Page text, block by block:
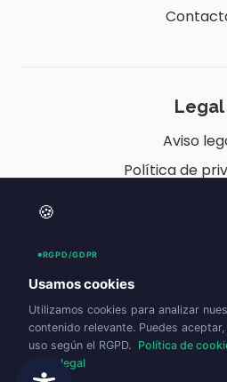
Legal
Aviso
Política de
🍪
RGPD/GDPR
Usamos cookies
Utilizamos cookies para analizar
contenido relevante. Puedes
uso según el RGPD. Política de
Aviso legal